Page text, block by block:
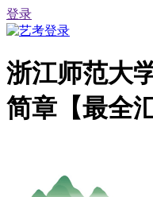
登录
浙江师范大
简章【最全